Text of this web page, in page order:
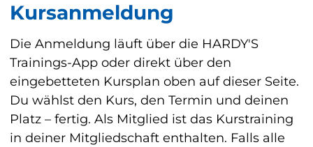
Kursanmeldung
Die Anmeldung läuft über die HARDY'S
Trainings-App oder direkt über den
eingebetteten Kursplan oben auf dieser Seite.
Du wählst den Kurs, den Termin und deinen
Platz – fertig. Als Mitglied ist das Kurstraining
in deiner Mitgliedschaft enthalten. Falls alle